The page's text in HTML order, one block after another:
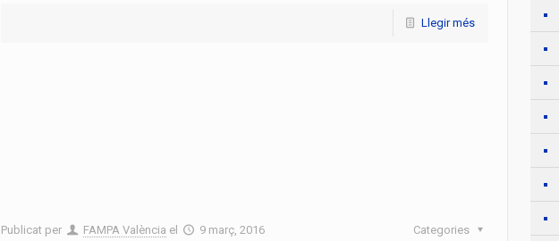
Llegir més
Publicat per FAMPA València el 9 març, 2016 Categories